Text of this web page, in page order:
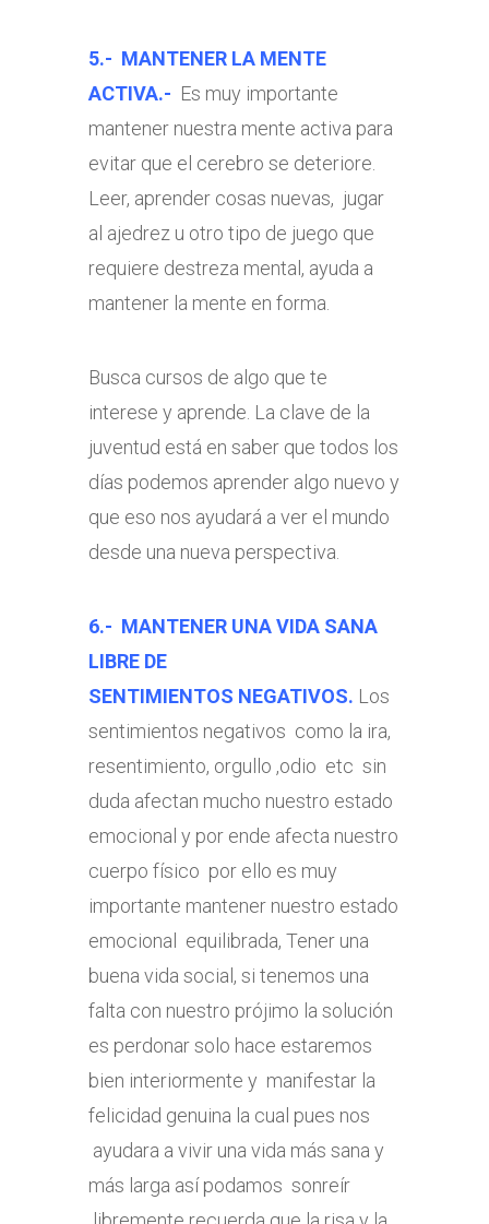
5.- MANTENER LA MENTE
ACTIVA.- Es muy importante
mantener nuestra mente activa para
evitar que el cerebro se deteriore.
Leer, aprender cosas nuevas, jugar
al ajedrez u otro tipo de juego que
requiere destreza mental, ayuda a
mantener la mente en forma.
Busca cursos de algo que te
interese y aprende. La clave de la
juventud está en saber que todos los
días podemos aprender algo nuevo y
que eso nos ayudará a ver el mundo
desde una nueva perspectiva.
6.- MANTENER UNA VIDA SANA
LIBRE DE
SENTIMIENTOS NEGATIVOS. Los
sentimientos negativos como la ira,
resentimiento, orgullo ,odio etc sin
duda afectan mucho nuestro estado
emocional y por ende afecta nuestro
cuerpo físico por ello es muy
importante mantener nuestro estado
emocional equilibrada, Tener una
buena vida social, si tenemos una
falta con nuestro prójimo la solución
es perdonar solo hace estaremos
bien interiormente y manifestar la
felicidad genuina la cual pues nos
ayudara a vivir una vida más sana y
más larga así podamos sonreír